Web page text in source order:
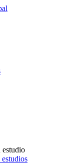
estudio